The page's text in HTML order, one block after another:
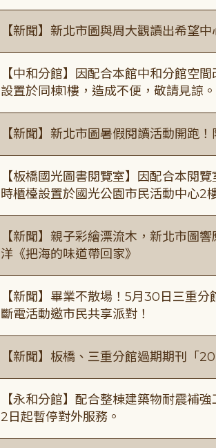
【新聞】新北市圖與周大觀讀出希望
【中和分館】因配合本館中和分館空
設置於同棟1樓，造成不便，敬請見諒。
【新聞】新北市圖暑假閱讀活動開跑！
【板橋國光圖書閱覽室】因配合本閱
時櫃檯設置於國光公園市民活動中心2
【新聞】親子彩繪漂流木，新北市圖
洋《把海的味道帶回家》
【新聞】畢業不散場！5月30日三重
斷電活動邀市民共享派對！
【新聞】板橋、三重分館過期期刊「
【永和分館】配合整棟建築物耐震補
2日起暫停對外服務。